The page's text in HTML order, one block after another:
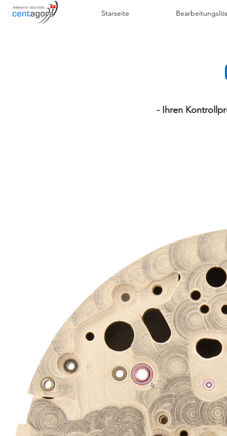
Starseite
- Ihren